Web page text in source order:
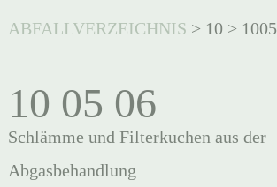
ABFALLVERZEICHNIS > 10> 1005
10 05 06
Schlämme und Filterkuchen aus der
Abgasbehandlung